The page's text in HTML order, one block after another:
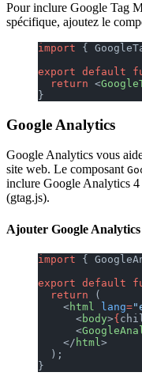
Pour inclure Google Tag
spécifique, ajoutez le
import {
export default
  return
<
}
Google Analytics
Google Analytics vous
site web. Le composant
inclure Google Analytics
(gtag.js).
Ajouter Google Analytics
import {
export default
  return
(
    <
html lang=
      <
body>{
      <
    </
html >
  );
}